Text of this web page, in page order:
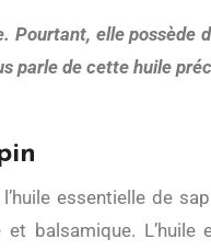
Pourtant, elle possède
parle de cette huile
essentielle de
balsamique. L’huile